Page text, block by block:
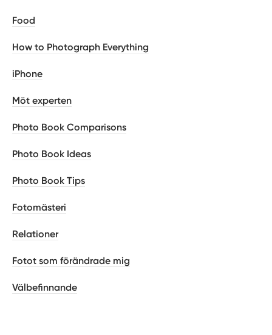
Food
How to Photograph Everything
iPhone
Möt experten
Photo Book Comparisons
Photo Book Ideas
Photo Book Tips
Fotomästeri
Relationer
Fotot som förändrade mig
Välbefinnande